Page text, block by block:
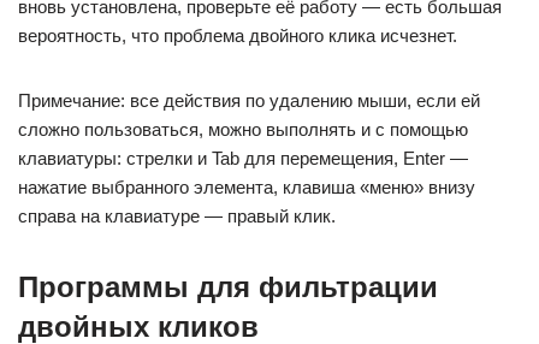
вновь установлена, проверьте её работу — есть большая
вероятность, что проблема двойного клика исчезнет.
Примечание: все действия по удалению мыши, если ей
сложно пользоваться, можно выполнять и с помощью
клавиатуры: стрелки и Tab для перемещения, Enter —
нажатие выбранного элемента, клавиша «меню» внизу
справа на клавиатуре — правый клик.
Программы для фильтрации
двойных кликов